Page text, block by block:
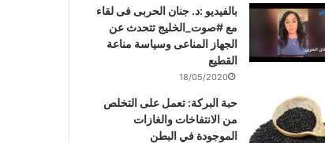
بالفيديو :د. جنان الحربى فى لقاء
مع #صوت_الخليج تتحدث عن
الجهاز المناعى وسياسة مناعة
القطيع
18/05/2020
حبة البركة: تعمل على التخلص
من الانتفاخات والغازات
الموجودة في البطن